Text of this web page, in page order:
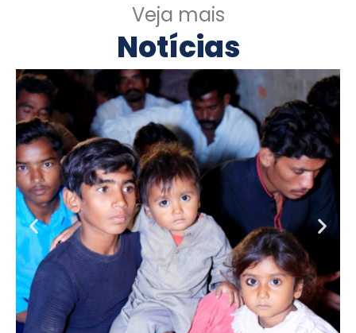
Veja mais
Notícias